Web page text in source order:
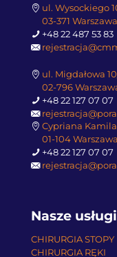
ul. Wysockiego
03-371
+48 22 487 53 83
ul. Migdałowa
02-796
+48 22 127 07 07
Cypriana
01-104
+48 22 127 07 07
Nasze usługi
CHIRURGIA STOPY
CHIRURGIA RĘKI